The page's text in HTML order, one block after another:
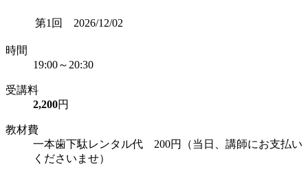
第1回 2026/12/02
時間
19:00～20:30
受講料
2,200円
教材費
一本歯下駄レンタル代 200円（当日、講師にお支払い
くださいませ）